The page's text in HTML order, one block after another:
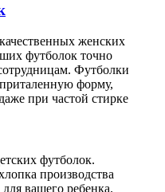
женских
футболок точно
Футболки
форму,
при частой стирке
футболок.
производства
вашего ребенка.